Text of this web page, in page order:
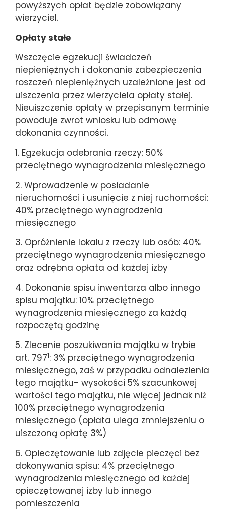
powyższych opłat będzie zobowiązany
wierzyciel.
Opłaty stałe
Wszczęcie egzekucji świadczeń
niepieniężnych i dokonanie zabezpieczenia
roszczeń niepieniężnych uzależnione jest od
uiszczenia przez wierzyciela opłaty stałej.
Nieuiszczenie opłaty w przepisanym terminie
powoduje zwrot wniosku lub odmowę
dokonania czynności.
1. Egzekucja odebrania rzeczy: 50%
przeciętnego wynagrodzenia miesięcznego
2. Wprowadzenie w posiadanie
nieruchomości i usunięcie z niej ruchomości:
40% przeciętnego wynagrodzenia
miesięcznego
3. Opróżnienie lokalu z rzeczy lub osób: 40%
przeciętnego wynagrodzenia miesięcznego
oraz odrębna opłata od każdej izby
4. Dokonanie spisu inwentarza albo innego
spisu majątku: 10% przeciętnego
wynagrodzenia miesięcznego za każdą
rozpoczętą godzinę
5. Zlecenie poszukiwania majątku w trybie
art. 7971: 3% przeciętnego wynagrodzenia
miesięcznego, zaś w przypadku odnalezienia
tego majątku- wysokości 5% szacunkowej
wartości tego majątku, nie więcej jednak niż
100% przeciętnego wynagrodzenia
miesięcznego (opłata ulega zmniejszeniu o
uiszczoną opłatę 3%)
6. Opieczętowanie lub zdjęcie pieczęci bez
dokonywania spisu: 4% przeciętnego
wynagrodzenia miesięcznego od każdej
opieczętowanej izby lub innego
pomieszczenia